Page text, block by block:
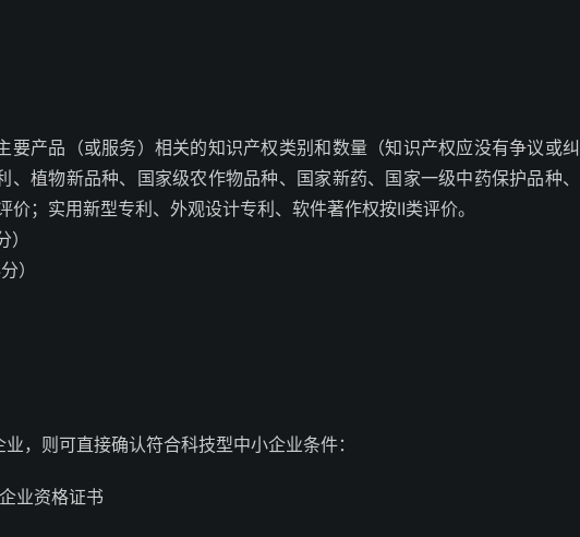
要产品（或服务）相关的知识产权类别和数量（知识产权应没有争议或纠
植物新品种、国家级农作物品种、国家新药、国家一级中药保护品种、
价；实用新型专利、外观设计专利、软件著作权按Ⅱ类评价。
）
，则可直接确认符合科技型中小企业条件：
业资格证书